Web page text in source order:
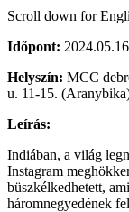
Scroll down for
Időpont:
Helyszín: MCC
u. 11-15.
Leírás:
Indiában, a világ
Instagram
büszkélkedhetett,
háromnegyedének